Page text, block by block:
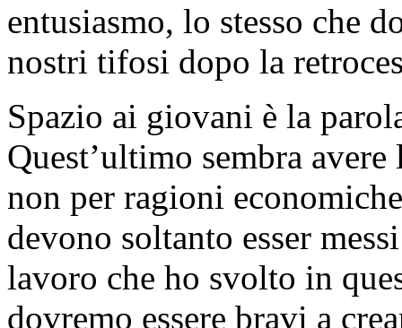
entusiasmo, lo stesso che
nostri tifosi dopo la
Spazio ai giovani è la
Quest’ultimo sembra
non per ragioni
devono soltanto esser
lavoro che ho svolto in
dovremo essere bravi a